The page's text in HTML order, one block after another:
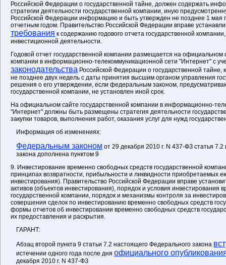
Российской Федерации о государственной тайне, должен содержать
стратегии деятельности государственной компании, иную
Российской Федерации информацию и быть утвержден не позднее 1 мая
отчетным годом. Правительство Российской Федерации вправе
требования к содержанию годового отчета государственной
инвестиционной деятельности.
Годовой отчет государственной компании размещается на официальном
компании в информационно-телекоммуникационной сети "Интернет" с
законодательства Российской Федерации о государственной тайне,
не позднее двух недель с даты принятия высшим органом управления
решения о его утверждении, если федеральным законом,
государственной компании, не установлен иной срок.
На официальном сайте государственной компании в информационно-
"Интернет" должны быть размещены стратегия деятельности
закупки товаров, выполнения работ, оказания услуг для нужд
Информация об изменениях:
Федеральным законом от 29 декабря 2010 г. N 437-ФЗ статья
закона дополнена пунктом 9
9. Инвестирование временно свободных средств государственной
принципах возвратности, прибыльности и ликвидности приобретаемых
инвестирования). Правительство Российской Федерации вправе
активов (объектов инвестирования), порядок и условия инвестирования
государственной компании, порядок и механизмы контроля за
совершения сделок по инвестированию временно свободных средств
формы отчетов об инвестировании временно свободных средств
их предоставления и раскрытия.
ГАРАНТ:
Абзац второй пункта 9 статьи 7.2 настоящего Федерального закона
истечении одного года после дняофициального
декабря 2010 г. N 437-ФЗ